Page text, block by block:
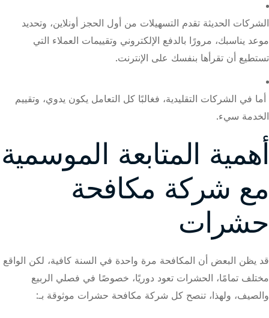
الشركات الحديثة تقدم التسهيلات من أول الحجز أونلاين، وتحديد
موعد يناسبك، مرورًا بالدفع الإلكتروني وتقييمات العملاء التي
تستطيع أن تقرأها بنفسك على الإنترنت.
أما في الشركات التقليدية، فغالبًا كل التعامل يكون يدوي، وتقييم
الخدمة سيء.
أهمية المتابعة الموسمية
مع شركة مكافحة
حشرات
قد يظن البعض أن المكافحة مرة واحدة في السنة كافية، لكن الواقع
مختلف تمامًا، الحشرات تعود دوريًا، خصوصًا في فصلي الربيع
والصيف، ولهذا، تنصح كل شركة مكافحة حشرات موثوقة بـ: